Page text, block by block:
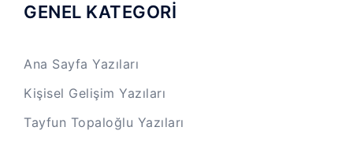
GENEL KATEGORİ
Ana Sayfa Yazıları
Kişisel Gelişim Yazıları
Tayfun Topaloğlu Yazıları